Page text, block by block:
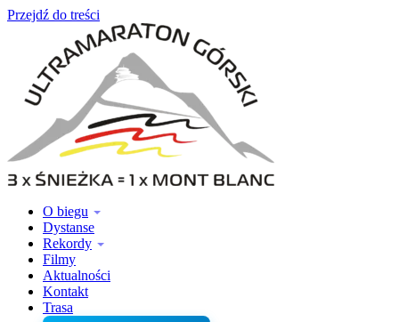
Przejdź do treści
O biegu
Dystanse
Rekordy
Filmy
Aktualności
Kontakt
Trasa